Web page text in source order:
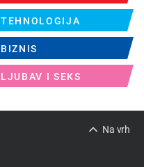
TEHNOLOGIJA
BIZNIS
LJUBAV I SEKS
Na vrh